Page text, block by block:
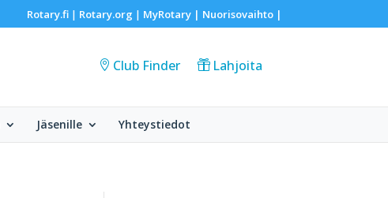
Rotary.fi| Rotary.org | MyRotary | Nuorisovaihto|
Club Finder Lahjoita
Jäsenille Yhteystiedot